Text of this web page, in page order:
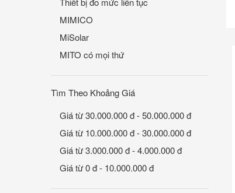
MIMICO
MiSolar
MITO có mọi thứ
Tìm Theo Khoảng Giá
Giá từ 30.000.000 đ - 50.000.000 đ
Giá từ 10.000.000 đ - 30.000.000 đ
Giá từ 3.000.000 đ - 4.000.000 đ
Giá từ 0 đ - 10.000.000 đ